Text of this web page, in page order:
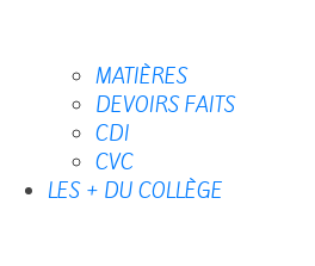
MATIÈRES
DEVOIRS FAITS
CDI
CVC
LES + DU COLLÈGE